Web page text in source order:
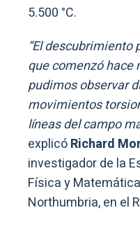
5.500 °C.
“El descubrimiento
que comenzó hace
pudimos observar
movimientos
líneas del campo
explicóRichard
investigador de la
Física y
Northumbria, en el